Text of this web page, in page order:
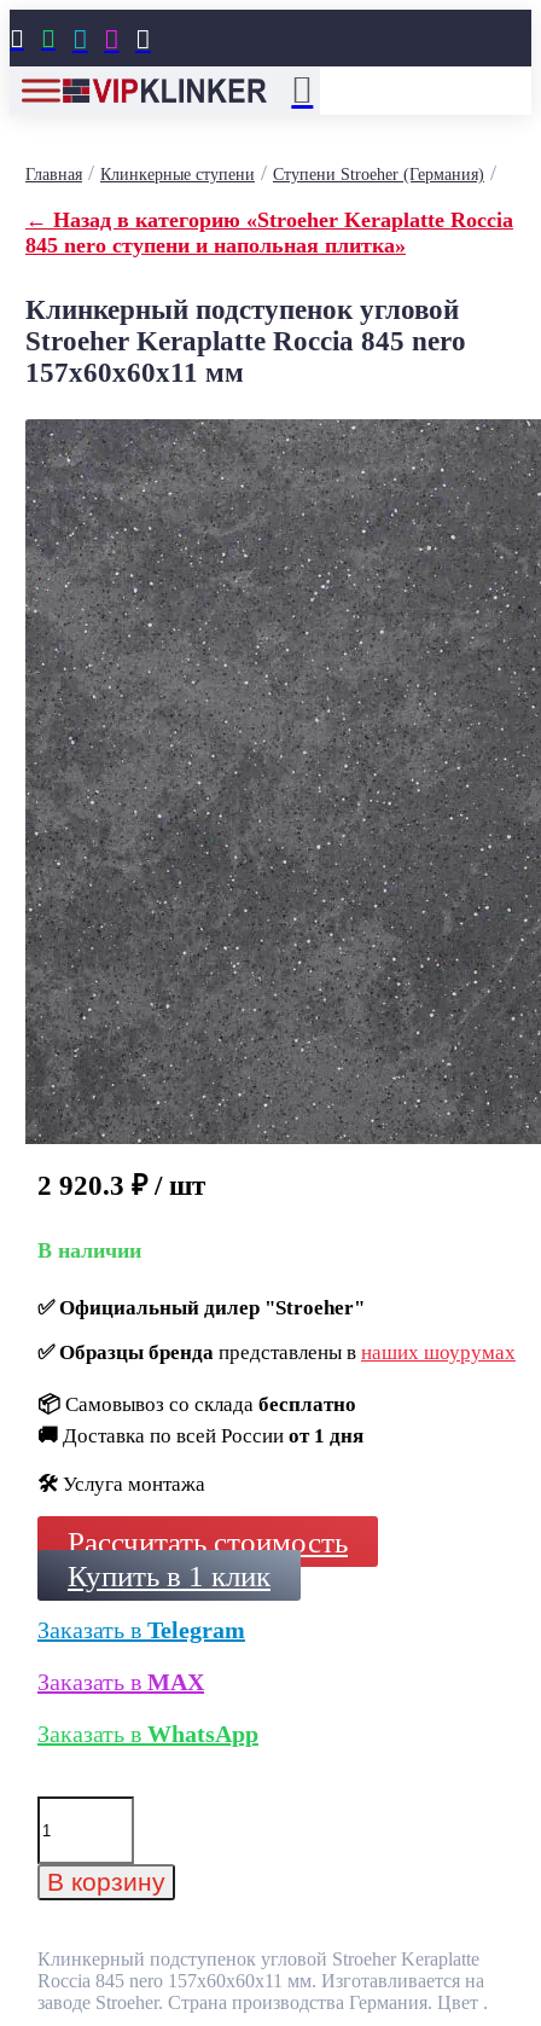
    
Главная/ Клинкерные ступени / Ступени Stroeher (Германия) /
← Назад в категорию «Stroeher Keraplatte Roccia
845 nero ступени и напольная плитка»
Клинкерный подступенок угловой
Stroeher Keraplatte Roccia 845 nero
157х60х60х11 мм
2 920.3 ₽ / шт
В наличии
✅Официальный дилер "Stroeher"
✅Образцы брендапредставлены в наших шоурумах
📦 Самовывоз со склада бесплатно
🚚 Доставка по всей России от 1 дня
🛠️ Услуга монтажа
Рассчитать стоимость
Купить в 1 клик
Заказать в Telegram
Заказать в MAX
Заказать в WhatsApp
Количество
товара
подступенок
угловой
Roccia
845
nero
В корзину
Клинкерный подступенок угловой Stroeher Keraplatte
Roccia 845 nero 157х60х60х11 мм. Изготавливается на
заводе Stroeher. Страна производства Германия. Цвет .